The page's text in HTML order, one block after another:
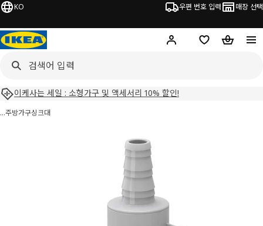
KO 우편 번호 입력 매장 선택
Hej! 로그인 하기
위시리스트장바구니
이케사는 세일 : 소형가구 및 액세서리 10% 할인!
…주방가구싱크대